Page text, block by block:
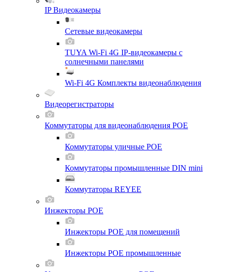
IP Видеокамеры
Сетевые видеокамеры
TUYA Wi-Fi 4G IP-видеокамеры с
солнечными панелями
Wi-Fi 4G Комплекты видеонаблюдения
Видеорегистраторы
Коммутаторы для видеонаблюдения POE
Коммутаторы уличные POE
Коммутаторы промышленные DIN mini
Коммутаторы REYEE
Инжекторы POE
Инжекторы POE для помещений
Инжекторы POE промышленные